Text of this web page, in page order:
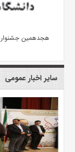
هجدهمین
سایر اخبار عمومی